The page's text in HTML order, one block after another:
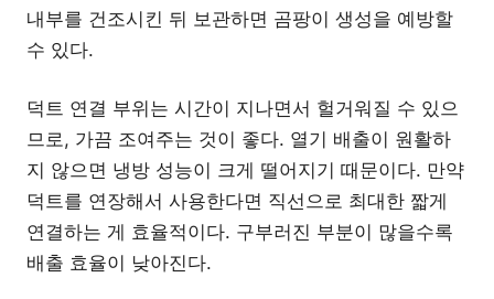
내부를 건조시킨 뒤 보관하면 곰팡이 생성을 예방할
수 있다.
덕트 연결 부위는 시간이 지나면서 헐거워질 수 있으
므로, 가끔 조여주는 것이 좋다. 열기 배출이 원활하
지 않으면 냉방 성능이 크게 떨어지기 때문이다. 만약
덕트를 연장해서 사용한다면 직선으로 최대한 짧게
연결하는 게 효율적이다. 구부러진 부분이 많을수록
배출 효율이 낮아진다.